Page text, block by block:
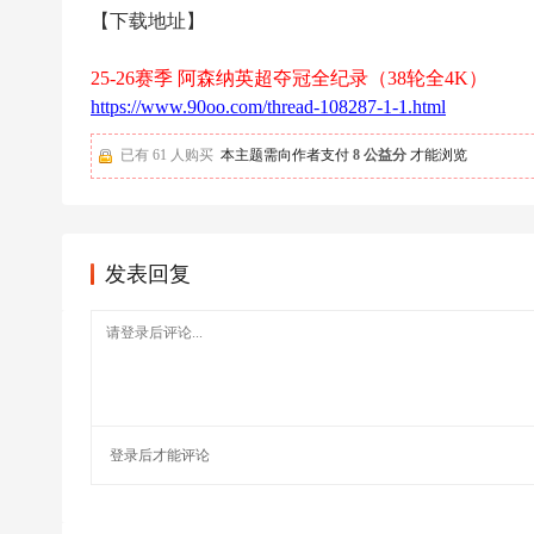
【下载地址】
25-26赛季 阿森纳英超夺冠全纪录（38轮全4K）
https://www.90oo.com/thread-108287-1-1.html
已有 61 人购买 本主题需向作者支付 8 公益分 才能浏览
发表回复
登录后才能评论